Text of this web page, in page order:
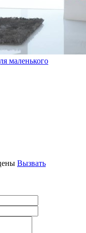
маленького
Вызвать